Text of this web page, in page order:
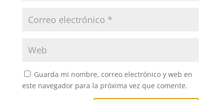
Guarda mi nombre, correo electrónico y web en
este navegador para la próxima vez que comente.